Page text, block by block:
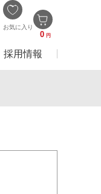
お気に入り
0 円
採用情報